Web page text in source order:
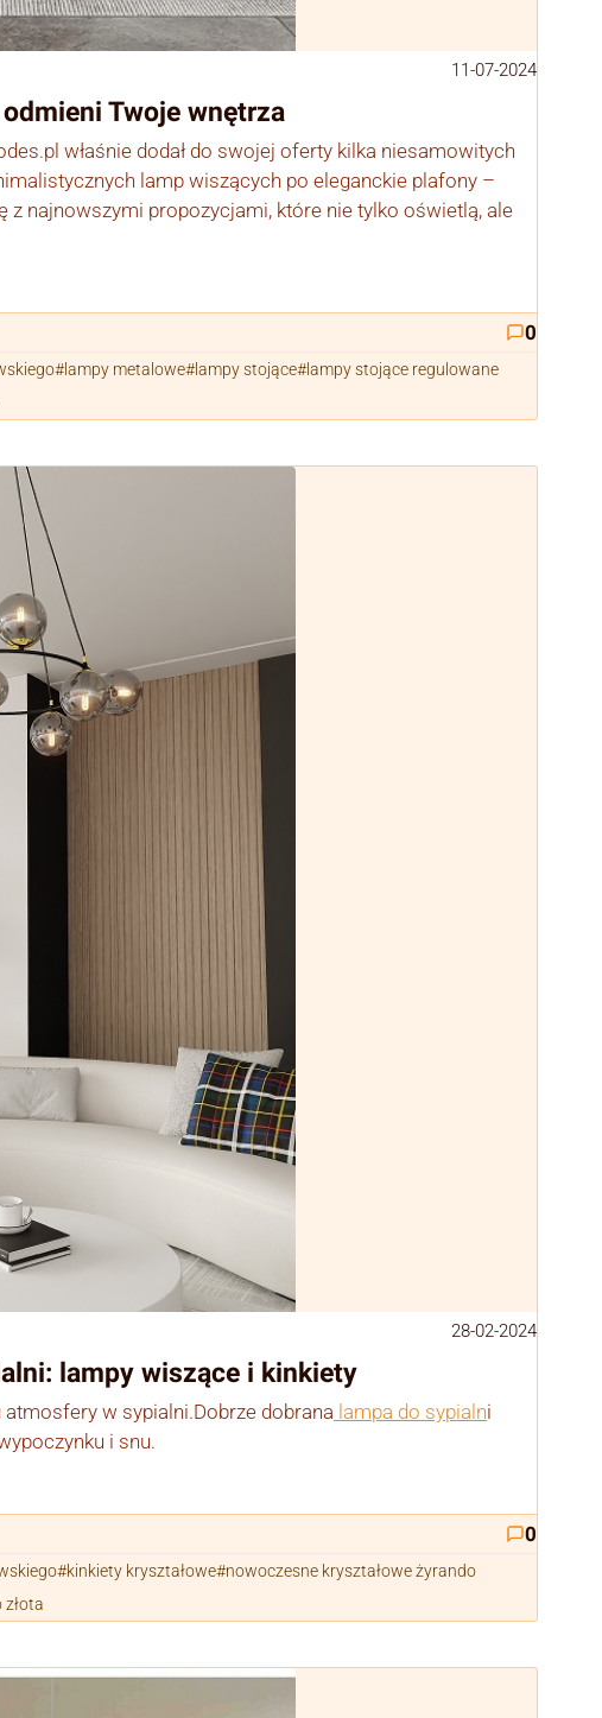
11-07-2024
Twoje wnętrza
właśnie dodał do swojej oferty kilka niesamowitych
lamp wiszących po eleganckie plafony –
z najnowszymi propozycjami, które nie tylko oświetlą, ale
0
lampy metalowe lampy stojące lampy stojące regulowane
28-02-2024
lampy wiszące i kinkiety
w sypialni.Dobrze dobrana lampa do sypialni
i snu.
0
kinkiety kryształowe nowoczesne kryształowe żyrando